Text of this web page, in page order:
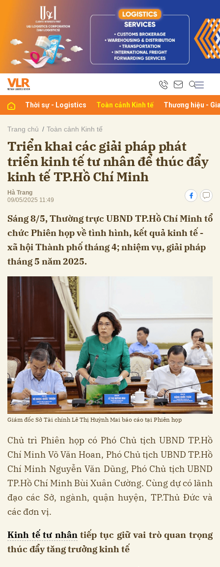
Thời sự - Logistics Toàn cảnh Kinh tế Thương hiệu -
Trang chủ Toàn cảnh Kinh tế
Triển khai các giải pháp phát
triển kinh tế tư nhân để thúc đẩy
kinh tế TP.Hồ Chí Minh
Hà Trang
09/05/2025 11:49
Sáng 8/5, Thường trực UBND TP.Hồ Chí Minh tổ
chức Phiên họp về tình hình, kết quả kinh tế -
xã hội Thành phố tháng 4; nhiệm vụ, giải pháp
tháng 5 năm 2025.
Giám đốc Sở Tài chính Lê Thị Huỳnh Mai báo cáo tại Phiên họp
Chủ trì Phiên họp có Phó Chủ tịch UBND TP.Hồ
Chí Minh Võ Văn Hoan, Phó Chủ tịch UBND TP.Hồ
Chí Minh Nguyễn Văn Dũng, Phó Chủ tịch UBND
TP.Hồ Chí Minh Bùi Xuân Cường. Cùng dự có lãnh
đạo các Sở, ngành, quận huyện, TP.Thủ Đức và
các đơn vị.
Kinh tế tư nhântiếp tục giữ vai trò quan trọng
thúc đẩy tăng trưởng kinh tế
luận
Hủy